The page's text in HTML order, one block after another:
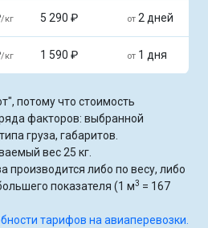
/кг 5 290 ₽ от 2 дней
/кг 1 590 ₽ от 1 дня
потому что стоимость
факторов: выбранной
груза, габаритов.
вес 25 кг.
производится либо по весу, либо
показателя (1 м3 = 167
тарифов на авиаперевозки.